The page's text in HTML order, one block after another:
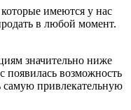
имеются у нас
в любой момент.
значительно ниже
появилась возможность
самую привлекательную